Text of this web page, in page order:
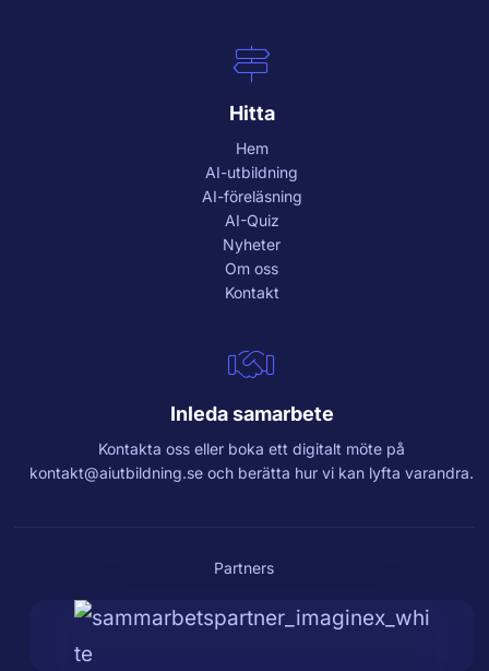
Hitta
Hem
AI-utbildning
AI-föreläsning
AI-Quiz
Nyheter
Om oss
Kontakt
Inleda samarbete
Kontakta oss eller boka ett digitalt möte på
kontakt@aiutbildning.se och berätta hur vi kan lyfta varandra.
Partners